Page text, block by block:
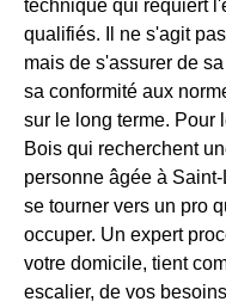
technique qui requiert
qualifiés. Il ne s'agit
mais de s'assurer de
sa conformité aux
sur le long terme. Pour
Bois qui recherchent
personne âgée à
se tourner vers un pro
occuper. Un expert
votre domicile, tient
escalier, de vos